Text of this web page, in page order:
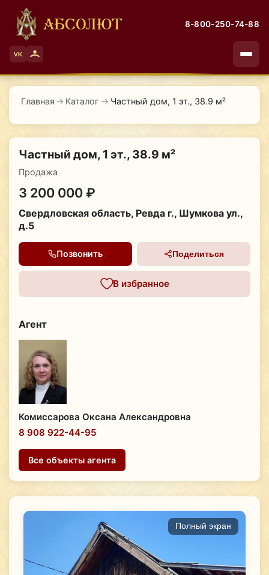
АБСОЛЮТ 8-800-250-74-88
VK
Главная → Каталог → Частный дом, 1 эт., 38.9 м²
Полный экран
Частный дом, 1 эт., 38.9 м²
Продажа
3 200 000 ₽
Свердловская область, Ревда г., Шумкова ул.,
д.5
Позвонить Поделиться
В избранное
Агент
Комиссарова Оксана Александровна
8 908 922-44-95
Все объекты агента